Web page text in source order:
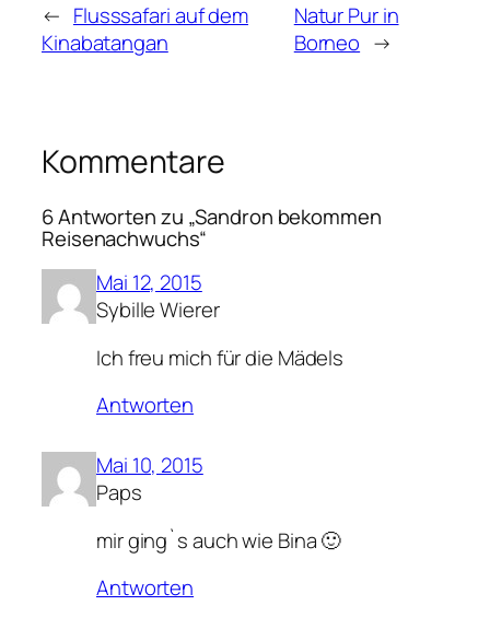
← Flusssafari auf dem
Kinabatangan
Natur Pur in
Borneo →
Kommentare
6 Antworten zu „Sandron bekommen
Reisenachwuchs“
Mai 12, 2015
Sybille Wierer
Ich freu mich für die Mädels
Antworten
Mai 10, 2015
Paps
mir ging`s auch wie Bina 🙂
Antworten